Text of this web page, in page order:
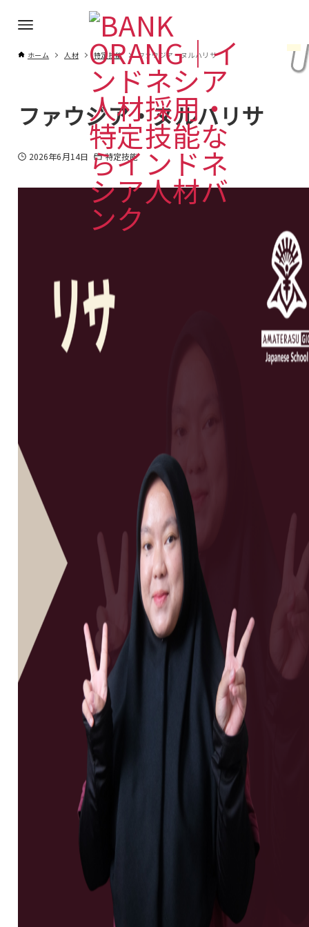
ホーム 人材 特定技能 ファウジア・ヌルハリサ
ファウジア・ヌルハリサ
2026年6月14日 特定技能